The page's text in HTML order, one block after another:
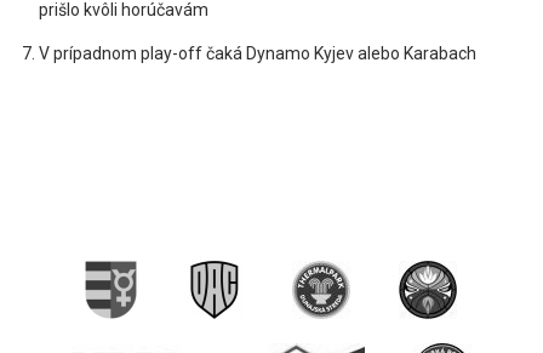
prišlo kvôli horúčavám
V prípadnom play-off čaká Dynamo Kyjev alebo Karabach